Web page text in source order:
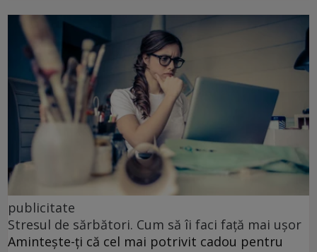
publicitate
Stresul de sărbători. Cum să îi faci față mai ușor
Amintește-ți că cel mai potrivit cadou pentru